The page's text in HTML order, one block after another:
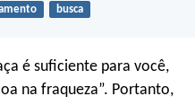
busca
é suficiente para você,
na fraqueza”. Portanto,